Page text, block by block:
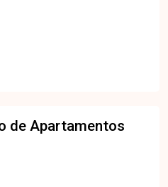
de Apartamentos